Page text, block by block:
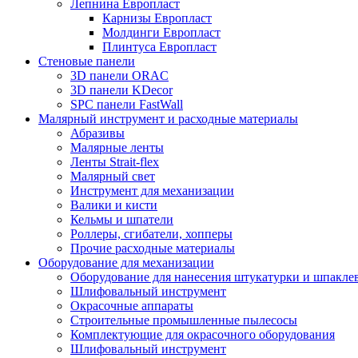
Лепнина Европласт
Карнизы Европласт
Молдинги Европласт
Плинтуса Европласт
Стеновые панели
3D панели ORAC
3D панели KDecor
SPC панели FastWall
Малярный инструмент и расходные материалы
Абразивы
Малярные ленты
Ленты Strait-flex
Малярный свет
Инструмент для механизации
Валики и кисти
Кельмы и шпатели
Роллеры, сгибатели, хопперы
Прочие расходные материалы
Оборудование для механизации
Оборудование для нанесения штукатурки и
Шлифовальный инструмент
Окрасочные аппараты
Строительные промышленные пылесосы
Комплектующие для окрасочного оборудования
Шлифовальный инструмент